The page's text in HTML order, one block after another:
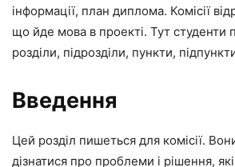
інформації, план диплома. Комісії
що йде мова в проекті. Тут студенти
розділи, підрозділи, пункти,
Введення
Цей розділ пишеться для комісії.
дізнатися про проблеми і рішення,